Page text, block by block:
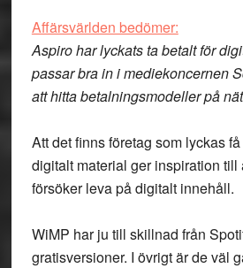
Affärsvärlden bedömer:
Aspiro har lyckats ta betalt för
passar bra in i mediekoncernen
att hitta betalningsmodeller på
Att det finns företag som lyckas
digitalt material ger inspiration till
försöker leva på digitalt innehåll.
WiMP har ju till skillnad från
gratisversioner. I övrigt är de väl